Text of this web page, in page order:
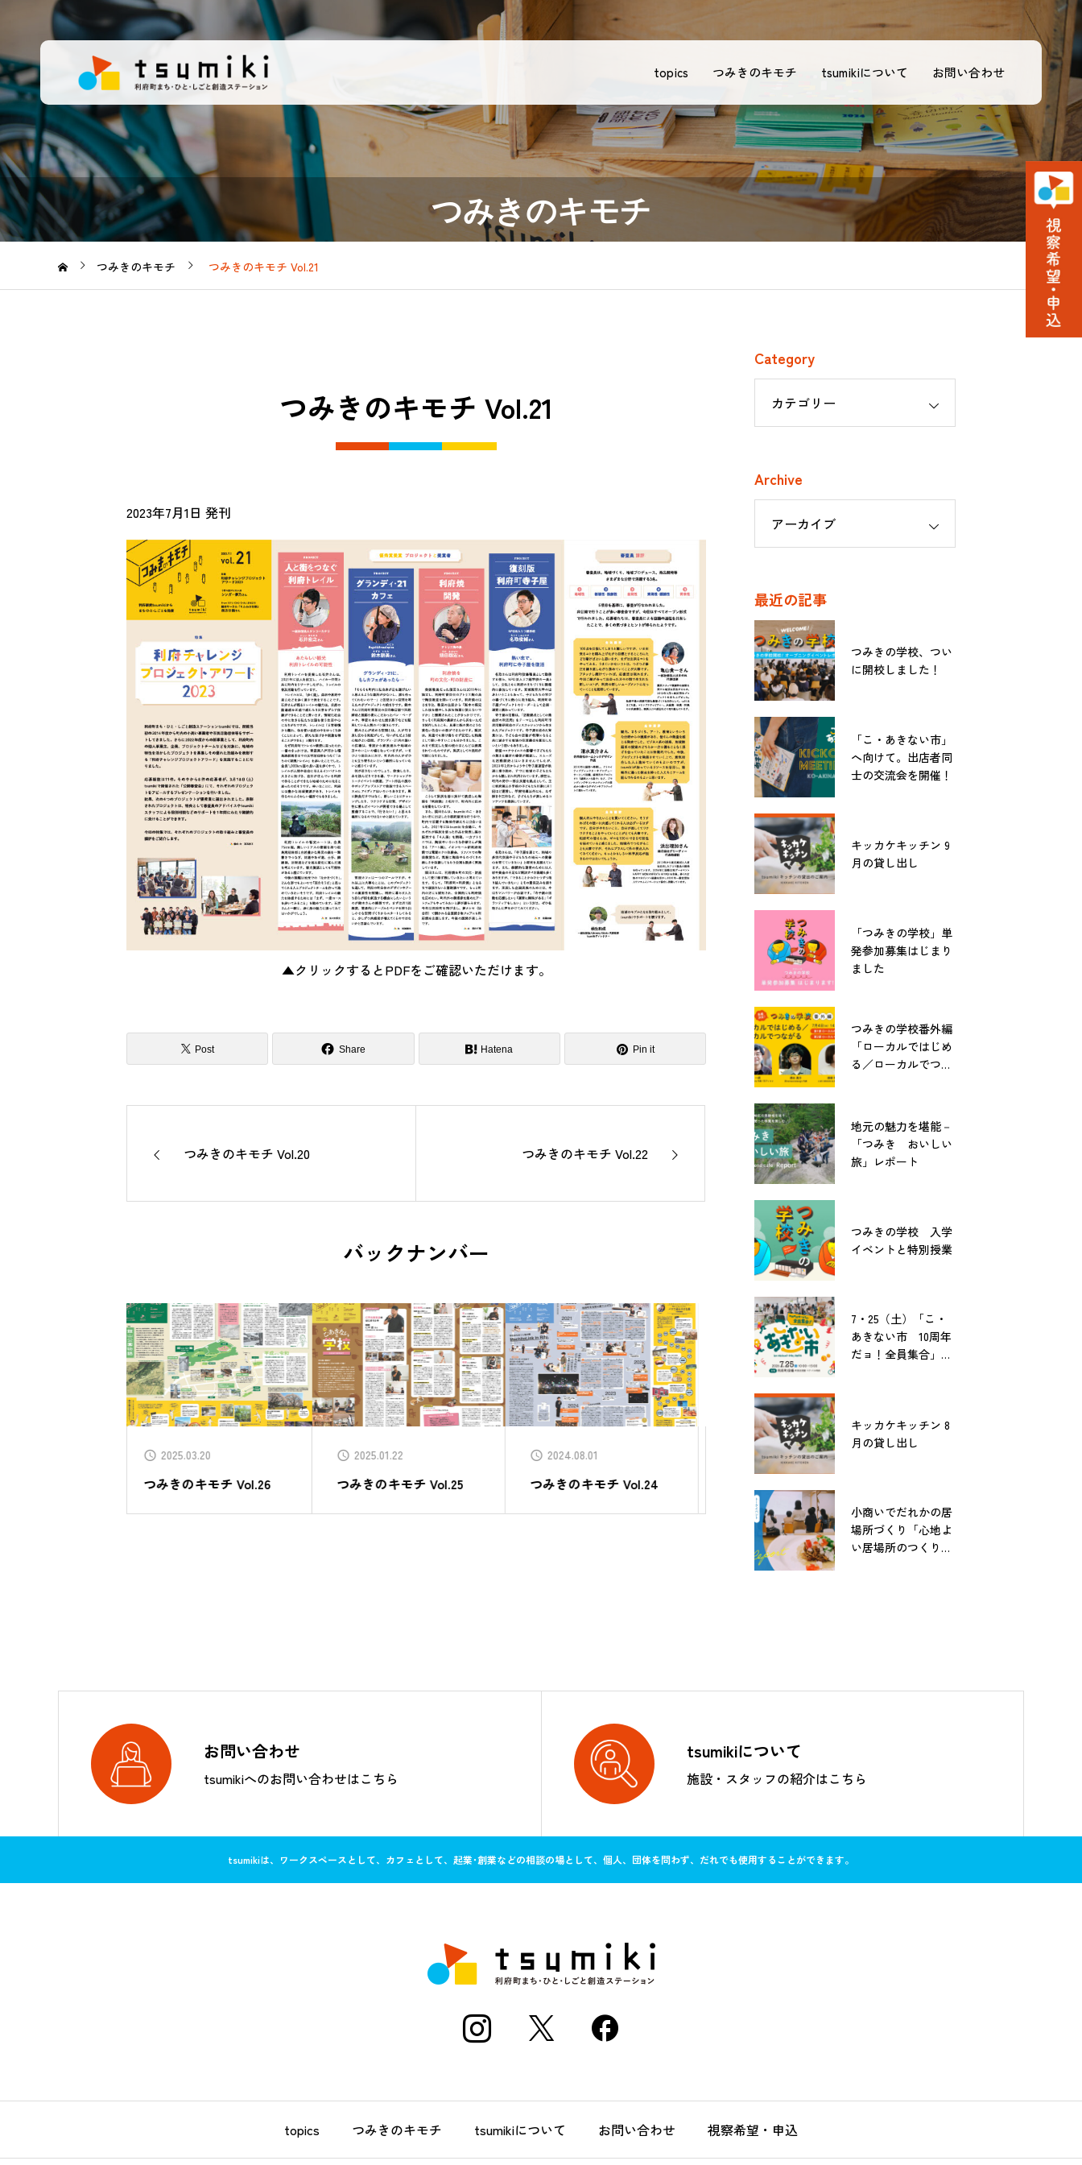
つみきのキモチ tsumikiについて お問い合わせ
つみきのキモチ
つみきのキモチ つみきのキモチ Vol.21
つみきのキモチ Vol.21
2023年7月1日 発刊
▲クリックするとPDFをご確認いただけます。
Post Share Hatena Pin it
つみきのキモチ Vol.20 つみきのキモチ Vol.22
バックナンバー
2025.01.22
つみきのキモチ Vol.25
2024.08.01
つみきのキモチ Vol.24
2024.03.08
つみきのキモチ Vol.23
2023.11.30
Category
Archive
最近の記事
つみきの学校、つい
に開校しました！
「こ・あきない市」
へ向けて。出店者同
士の交流会を開催！
キッカケキッチン 9
月の貸し出し
「つみきの学校」単
発参加募集はじまり
ました
つみきの学校番外編
「ローカルではじめ
る／ローカルでつな
地元の魅力を堪能－
「つみき おいしい
旅」レポート
つみきの学校 入学
イベントと特別授業
7・25（土）「こ・
あきない市 10周年
だョ！全員集合」開
キッカケキッチン 8
月の貸し出し
小商いでだれかの居
場所づくり「心地よ
い居場所のつくりか
お問い合わせ
tsumikiへのお問い合わせはこちら
tsumikiについて
施設・スタッフの紹介はこちら
tsumikiは、ワークスペースとして、カフェとして、起業･創業などの相談の場として、個人、団体を問わず、だれでも使用することができます。
topics つみきのキモチ tsumikiについて お問い合わせ 視察希望・申込